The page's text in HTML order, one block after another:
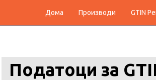
Дома Производи GTIN
Податоци за